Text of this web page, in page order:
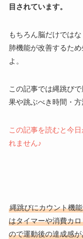
目されています。
もちろん脳だけでは
肺機能が改善するた
よ。
この記事では縄跳び
果や跳ぶべき時間・方
この記事を読むと今
れません♪
縄跳びにカウント機
はタイマーや消費カ
ので運動後の達成感